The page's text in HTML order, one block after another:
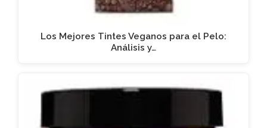
Los Mejores Tintes Veganos para el Pelo:
Análisis y…